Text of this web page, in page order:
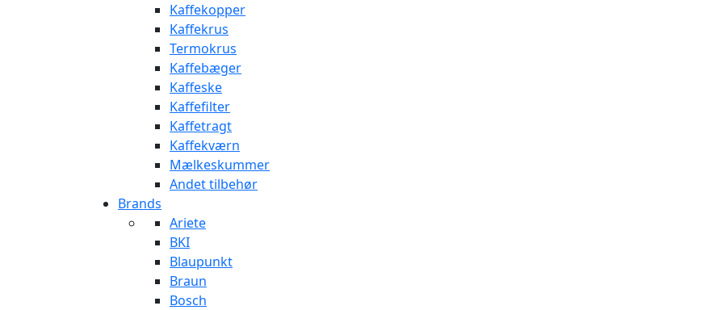
Kaffekopper
Kaffekrus
Termokrus
Kaffebæger
Kaffeske
Kaffefilter
Kaffetragt
Kaffekværn
Mælkeskummer
Andet tilbehør
Brands
Ariete
BKI
Blaupunkt
Braun
Bosch